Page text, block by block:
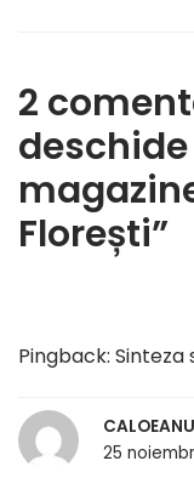
2
Florești”
Pingback: Sinteza
25